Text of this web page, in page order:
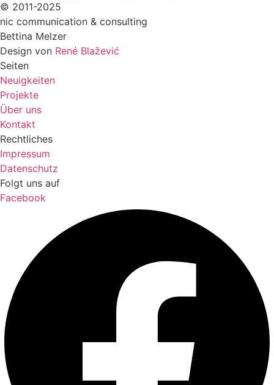
© 2011-2025
nic communication & consulting
Bettina Melzer
Design von René Blažević
Seiten
Neuigkeiten
Projekte
Über uns
Kontakt
Rechtliches
Impressum
Datenschutz
Folgt uns auf
Facebook